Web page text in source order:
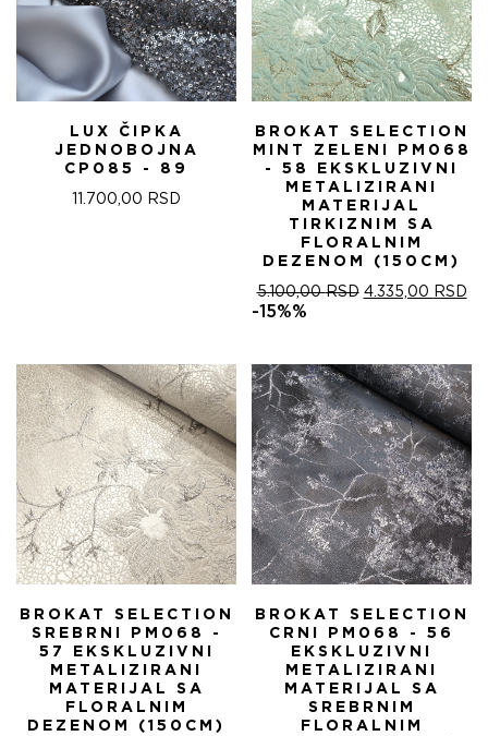
LUX ČIPKA
JEDNOBOJNA
CP085 - 89
11.700,00 RSD
BROKAT SELECTION
MINT ZELENI PM068
- 58 EKSKLUZIVNI
METALIZIRANI
MATERIJAL
TIRKIZNIM SA
FLORALNIM
DEZENOM (150CM)
5.100,00RSD ОРИГИНАЛНА
5.100,00 RSD.
4.335,00 RSD
-15%%
BROKAT SELECTION
SREBRNI PM068 -
57 EKSKLUZIVNI
METALIZIRANI
MATERIJAL SA
FLORALNIM
DEZENOM (150CM)
BROKAT SELECTION
CRNI PM068 - 56
EKSKLUZIVNI
METALIZIRANI
MATERIJAL SA
SREBRNIM
FLORALNIM